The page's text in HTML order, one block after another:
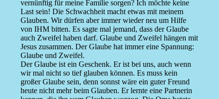
vernünftig für meine Familie sorgen? Ich möchte keine
Last sein! Die Schwachheit macht etwas mit meinem
Glauben. Wir dürfen aber immer wieder neu um Hilfe
von IHM bitten. Es sagte mal jemand, dass der Glaube
auch Zweifel haben darf. Glaube und Zweifel hängen mit
Jesus zusammen. Der Glaube hat immer eine Spannung:
Glaube und Zweifel.
Der Glaube ist ein Geschenk. Er ist bei uns, auch wenn
wir mal nicht so tief glauben können. Es muss kein
großer Glaube sein, denn sonnst wäre ein guter Freund
heute nicht mehr beim Glauben. Er lernte eine Partnerin